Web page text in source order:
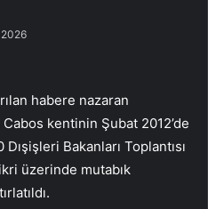
habere nazaran
Cabos kentinin Şubat 2012’de
Bakanları Toplantısı
üzerinde mutabık